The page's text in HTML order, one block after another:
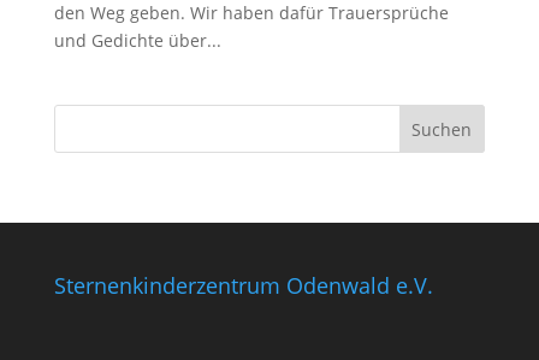
den Weg geben. Wir haben dafür Trauersprüche
und Gedichte über...
Sternenkinderzentrum Odenwald e.V.